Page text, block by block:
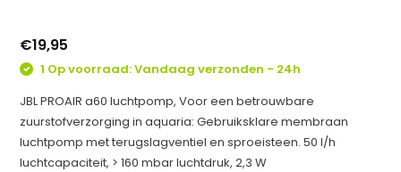
€19,95
1 Op voorraad: Vandaag verzonden - 24h
JBL PROAIR a60 luchtpomp, Voor een betrouwbare
zuurstofverzorging in aquaria: Gebruiksklare membraan
luchtpomp met terugslagventiel en sproeisteen. 50 l/h
luchtcapaciteit, > 160 mbar luchtdruk, 2,3 W